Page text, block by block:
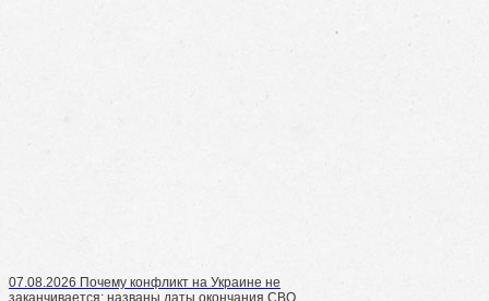
07.08.2026 Почему конфликт на Украине не
заканчивается: названы даты окончания СВО